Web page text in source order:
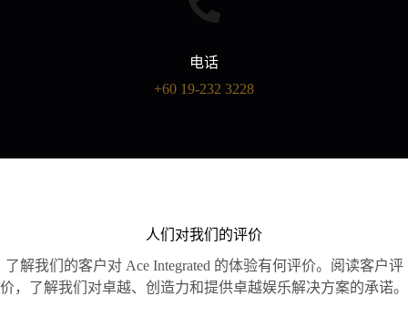
电话
+60 19-232 3228
人们对我们的评价
了解我们的客户对 Ace Integrated 的体验有何评价。阅读客户评
价，了解我们对卓越、创造力和提供卓越娱乐解决方案的承诺。